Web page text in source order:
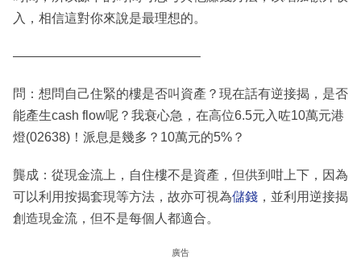
入，相信這對你來說是最理想的。
——————————————–
問：想問自己住緊的樓是否叫資產？現在話有逆接揭，是否
能產生cash flow呢？我衰心急，在高位6.5元入咗10萬元港
燈(02638)！派息是幾多？10萬元的5%？
龔成：從現金流上，自住樓不是資產，但供到咁上下，因為
可以利用按揭套現等方法，故亦可視為儲錢 ，並利用逆接揭
創造現金流，但不是每個人都適合。
廣告